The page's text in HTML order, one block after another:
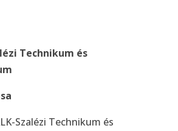
Technikum és
Szalézi Technikum és